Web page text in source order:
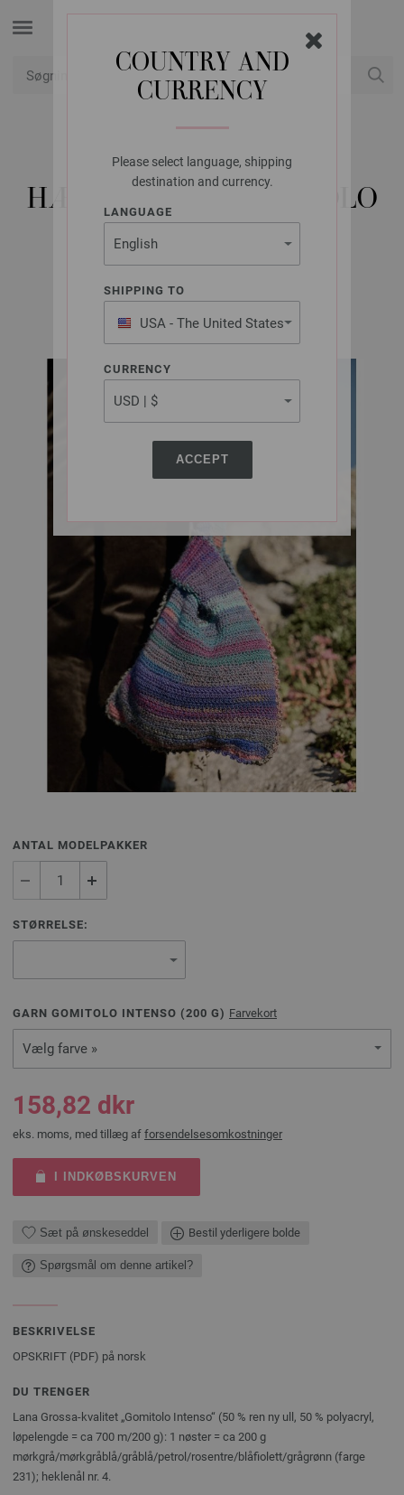
COUNTRY AND
CURRENCY
Please select language, shipping
destination and currency.
LANGUAGE
SHIPPING TO
USA - The United States
of America
CURRENCY
ACCEPT
LANA GROSSA
HÆKLETASKE GOMITOLO
INTENSO
GOMITOLO No. 16 | Model 10
ANTAL MODELPAKKER
STØRRELSE:
GARN GOMITOLO INTENSO (200 G) Farvekort
Vælg farve »
158,82 dkr
eks. moms, med tillæg af forsendelsesomkostninger
I INDKØBSKURVEN
Sæt på ønskeseddel Bestil yderligere bolde
Spørgsmål om denne artikel?
BESKRIVELSE
OPSKRIFT (PDF) på norsk
DU TRENGER
Lana Grossa-kvalitet „Gomitolo Intenso“ (50 % ren ny ull, 50 % polyacryl,
løpelengde = ca 700 m/200 g): 1 ­nøster = ca 200 g
mørkgrå/mørkgråblå/gråblå/petrol/rosentre/blåfiolett/grågrønn (farge
231); heklenål nr. 4.